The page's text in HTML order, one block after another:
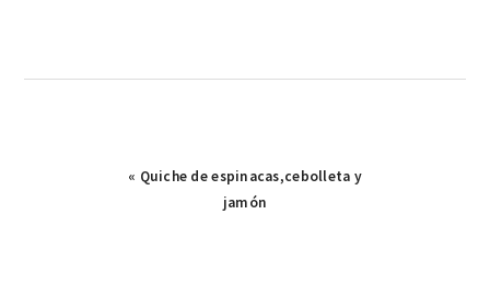
Publicación
« Quiche de espinacas,cebolleta y
jamón